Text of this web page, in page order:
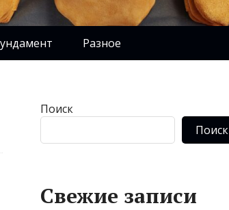
Разное
Поиск
Поиск
Свежие записи